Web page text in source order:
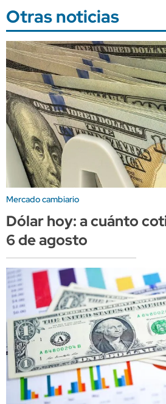
Otras noticias
Mercado cambiario
Dólar hoy: a cuánto
6 de agosto